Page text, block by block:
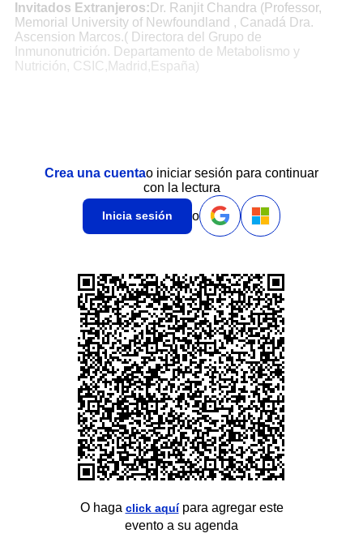
Invitados Extranjeros: Dr. Ranjit Chandra (Professor,
Memorial University of Newfoundland , Canadá Dra.
Ascension Marcos.( Directora del Grupo de
Inmunonutrición. Departamento de Metabolismo y
Nutrición, CSIC,Madrid,España)
Crea una cuentao iniciar sesión para continuar
con la lectura
Inicia sesión o
O haga click aquípara agregar este
evento a su agenda